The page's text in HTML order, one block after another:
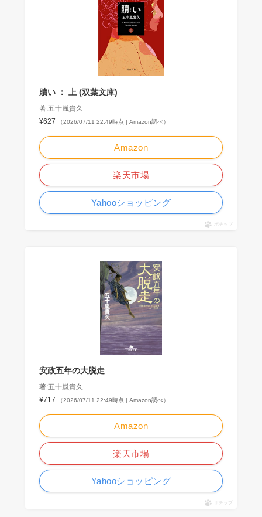
贖い ： 上 (双葉文庫)
著:五十嵐貴久
¥627
（2026/07/11 22:49時点 | Amazon調べ）
Amazon
楽天市場
Yahooショッピング
ポチップ
安政五年の大脱走
著:五十嵐貴久
¥717
（2026/07/11 22:49時点 | Amazon調べ）
Amazon
楽天市場
Yahooショッピング
ポチップ